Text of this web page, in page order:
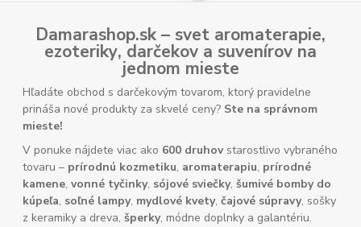
Damarashop.sk – svet aromaterapie,
ezoteriky, darčekov a suvenírov na
jednom mieste
Hľadáte obchod s darčekovým tovarom, ktorý pravidelne
prináša nové produkty za skvelé ceny? Ste na správnom
mieste!
V ponuke nájdete viac ako 600 druhovstarostlivo vybraného
tovaru – prírodnú kozmetiku, aromaterapiu, prírodné
kamene,vonné tyčinky, sójové sviečky,šumivé bomby do
kúpeľa, soľné lampy, mydlové kvety,čajové súpravy, sošky
z keramiky a dreva,šperky, módne doplnky a galantériu.